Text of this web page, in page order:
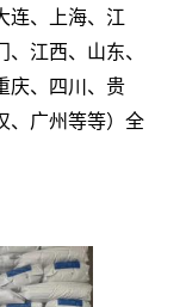
连、上海、江
江西、山东、
庆、四川、贵
、广州等等）全